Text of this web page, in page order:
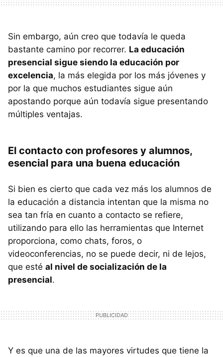
Sin embargo, aún creo que todavía le queda
bastante camino por recorrer. La educación
presencial sigue siendo la educación por
excelencia, la más elegida por los más jóvenes y
por la que muchos estudiantes sigue aún
apostando porque aún todavía sigue presentando
múltiples ventajas.
El contacto con profesores y alumnos,
esencial para una buena educación
Si bien es cierto que cada vez más los alumnos de
la educación a distancia intentan que la misma no
sea tan fría en cuanto a contacto se refiere,
utilizando para ello las herramientas que Internet
proporciona, como chats, foros, o
videoconferencias, no se puede decir, ni de lejos,
que esté al nivel de socialización de la
presencial.
Y es que una de las mayores virtudes que tiene la